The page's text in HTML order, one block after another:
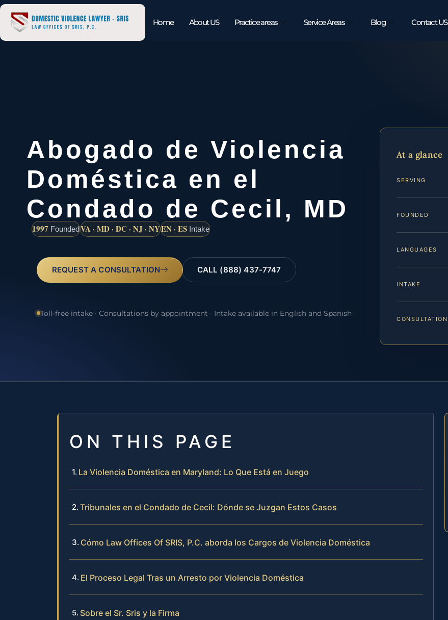
Home About US Practice areas Service Areas Blog Contact US
Abogado de Violencia
Doméstica en el
Condado de Cecil, MD
1997 FoundedVA · MD · DC · NJ · NYEN · ES Intake
REQUEST A CONSULTATION CALL (888) 437-7747
Toll-free intake · Consultations by appointment · Intake available in English and Spanish
At a glance
SERVING
FOUNDED
LANGUAGES
INTAKE
CONSULTATION
ON THIS PAGE
La Violencia Doméstica en Maryland: Lo Que Está en Juego
Tribunales en el Condado de Cecil: Dónde se Juzgan Estos Casos
Cómo Law Offices Of SRIS, P.C. aborda los Cargos de Violencia Doméstica
El Proceso Legal Tras un Arresto por Violencia Doméstica
Sobre el Sr. Sris y la Firma